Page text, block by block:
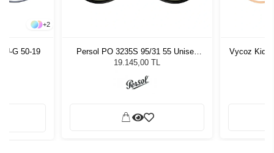
+2
G 50-19
Persol PO 3235S 95/31 55 Unisex
Güneş Gözlüğü
19.145,00 TL
Vycoz Kids